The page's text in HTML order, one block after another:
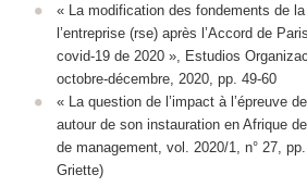
« La modification des fondements de
l’entreprise (rse) après l’Accord de
covid-19 de 2020 », Estudios
octobre-décembre, 2020, pp. 49-60
« La question de l’impact à l’épreuve
autour de son instauration en Afrique
de management, vol. 2020/1, n° 27,
Griette)